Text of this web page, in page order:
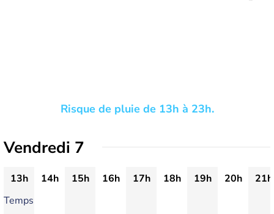
Risque de pluie de 13h à 23h.
Vendredi 7
13h 14h 15h 16h 17h 18h 19h 20h
21h
Temps